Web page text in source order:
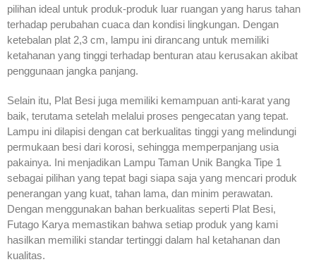
pilihan ideal untuk produk-produk luar ruangan yang harus tahan
terhadap perubahan cuaca dan kondisi lingkungan. Dengan
ketebalan plat 2,3 cm, lampu ini dirancang untuk memiliki
ketahanan yang tinggi terhadap benturan atau kerusakan akibat
penggunaan jangka panjang.
Selain itu, Plat Besi juga memiliki kemampuan anti-karat yang
baik, terutama setelah melalui proses pengecatan yang tepat.
Lampu ini dilapisi dengan cat berkualitas tinggi yang melindungi
permukaan besi dari korosi, sehingga memperpanjang usia
pakainya. Ini menjadikan Lampu Taman Unik Bangka Tipe 1
sebagai pilihan yang tepat bagi siapa saja yang mencari produk
penerangan yang kuat, tahan lama, dan minim perawatan.
Dengan menggunakan bahan berkualitas seperti Plat Besi,
Futago Karya memastikan bahwa setiap produk yang kami
hasilkan memiliki standar tertinggi dalam hal ketahanan dan
kualitas.